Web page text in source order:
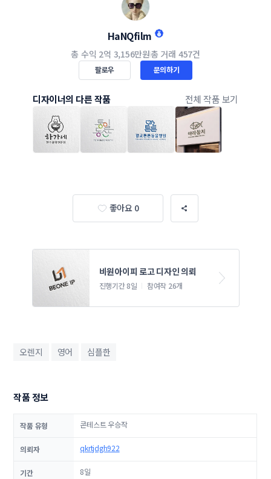
HaNQfilm
총 수익 2억 3,156만원총 거래 457건
팔로우 문의하기
디자이너의 다른 작품 전체 작품 보기
좋아요 0
비원아이피 로고 디자인 의뢰
진행기간 8일 참여작 26개
오렌지 영어 심플한
작품 정보
작품 유형 콘테스트 우승작
의뢰자 qkrtjdgh922
기간 8일